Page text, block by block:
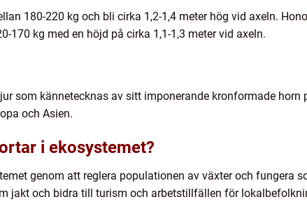
180-220 kg och bli cirka 1,2-1,4 meter hög vid axeln.
170 kg med en höjd på cirka 1,1-1,3 meter vid axeln.
som kännetecknas av sitt imponerande kronformade horn
och Asien.
i ekosystemet?
genom att reglera populationen av växter och fungera
jakt och bidra till turism och arbetstillfällen för